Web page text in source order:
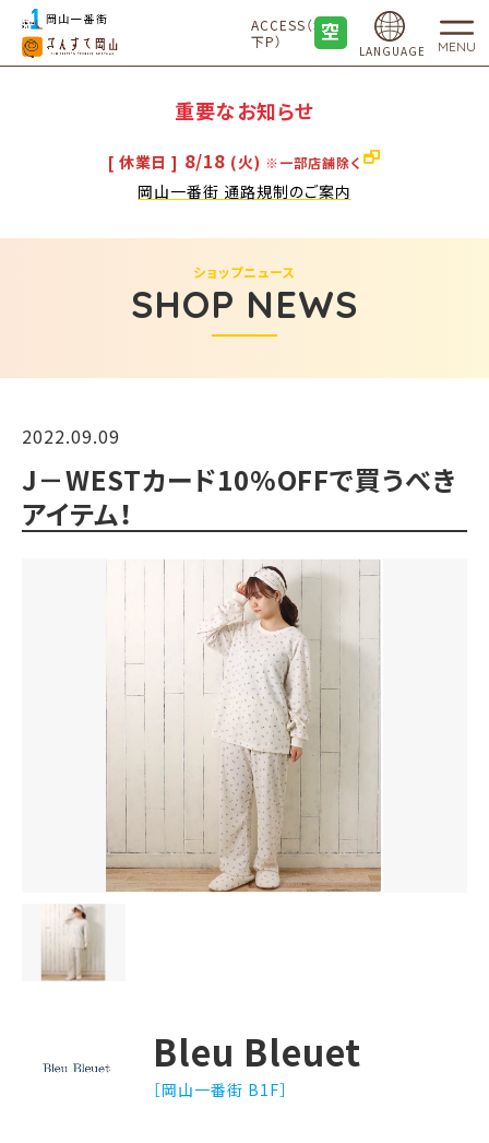
ACCESS（地
下P）
LANGUAGE MENU
重要なお知らせ
[ 休業日 ] 8/18 (火) ※一部店舗除く
岡山一番街 通路規制のご案内
SHOP NEWS
ショップニュース
2022.09.09
J－WESTカード10%OFFで買うべき
アイテム！
Bleu Bleuet
［岡山一番街 B1F］